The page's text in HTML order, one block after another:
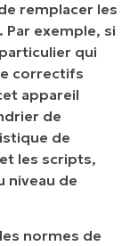
remplacer les
Par exemple, si
qui
correctifs
appareil
de
de
les scripts,
niveau de
normes de